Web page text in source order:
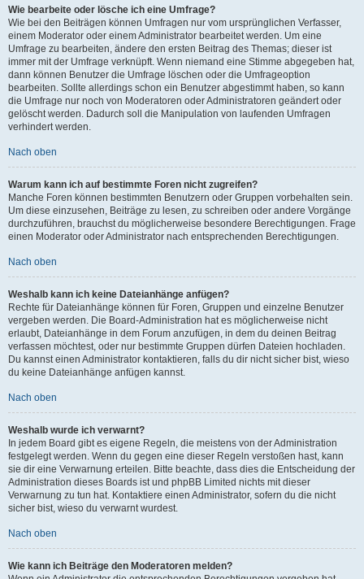
Wie bearbeite oder lösche ich eine Umfrage?
Wie bei den Beiträgen können Umfragen nur vom ursprünglichen Verfasser,
einem Moderator oder einem Administrator bearbeitet werden. Um eine
Umfrage zu bearbeiten, ändere den ersten Beitrag des Themas; dieser ist
immer mit der Umfrage verknüpft. Wenn niemand eine Stimme abgegeben hat,
dann können Benutzer die Umfrage löschen oder die Umfrageoption
bearbeiten. Sollte allerdings schon ein Benutzer abgestimmt haben, so kann
die Umfrage nur noch von Moderatoren oder Administratoren geändert oder
gelöscht werden. Dadurch soll die Manipulation von laufenden Umfragen
verhindert werden.
Nach oben
Warum kann ich auf bestimmte Foren nicht zugreifen?
Manche Foren können bestimmten Benutzern oder Gruppen vorbehalten sein.
Um diese einzusehen, Beiträge zu lesen, zu schreiben oder andere Vorgänge
durchzuführen, brauchst du möglicherweise besondere Berechtigungen. Frage
einen Moderator oder Administrator nach entsprechenden Berechtigungen.
Nach oben
Weshalb kann ich keine Dateianhänge anfügen?
Rechte für Dateianhänge können für Foren, Gruppen und einzelne Benutzer
vergeben werden. Die Board-Administration hat es möglicherweise nicht
erlaubt, Dateianhänge in dem Forum anzufügen, in dem du deinen Beitrag
verfassen möchtest, oder nur bestimmte Gruppen dürfen Dateien hochladen.
Du kannst einen Administrator kontaktieren, falls du dir nicht sicher bist, wieso
du keine Dateianhänge anfügen kannst.
Nach oben
Weshalb wurde ich verwarnt?
In jedem Board gibt es eigene Regeln, die meistens von der Administration
festgelegt werden. Wenn du gegen eine dieser Regeln verstoßen hast, kann
sie dir eine Verwarnung erteilen. Bitte beachte, dass dies die Entscheidung der
Administration dieses Boards ist und phpBB Limited nichts mit dieser
Verwarnung zu tun hat. Kontaktiere einen Administrator, sofern du die nicht
sicher bist, wieso du verwarnt wurdest.
Nach oben
Wie kann ich Beiträge den Moderatoren melden?